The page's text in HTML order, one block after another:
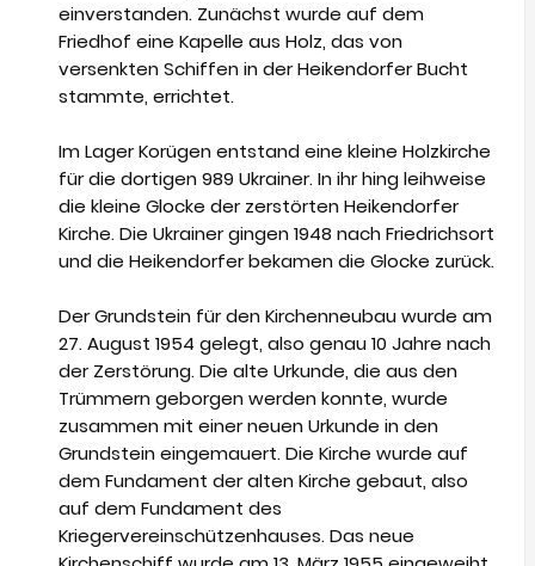
einverstanden. Zunächst wurde auf dem
Friedhof eine Kapelle aus Holz, das von
versenkten Schiffen in der Heikendorfer Bucht
stammte, errichtet.
Im Lager Korügen entstand eine kleine Holzkirche
für die dortigen 989 Ukrainer. In ihr hing leihweise
die kleine Glocke der zerstörten Heikendorfer
Kirche. Die Ukrainer gingen 1948 nach Friedrichsort
und die Heikendorfer bekamen die Glocke zurück.
Der Grundstein für den Kirchenneubau wurde am
27. August 1954 gelegt, also genau 10 Jahre nach
der Zerstörung. Die alte Urkunde, die aus den
Trümmern geborgen werden konnte, wurde
zusammen mit einer neuen Urkunde in den
Grundstein eingemauert. Die Kirche wurde auf
dem Fundament der alten Kirche gebaut, also
auf dem Fundament des
Kriegervereinschützenhauses. Das neue